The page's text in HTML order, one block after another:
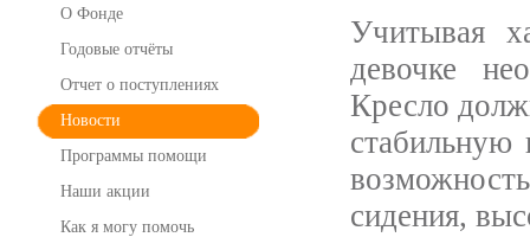
О Фонде
Годовые отчёты
Отчет о поступлениях
Новости
Программы помощи
Наши акции
Как я могу помочь
Учитывая
девочке
Кресло
стабильную
сидения,